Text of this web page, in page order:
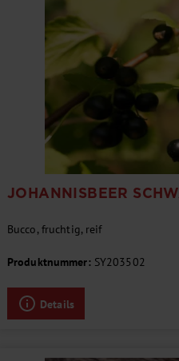
JOHANNISBEER
Bucco, fruchtig, reif
Produktnummer: SY203502
Details